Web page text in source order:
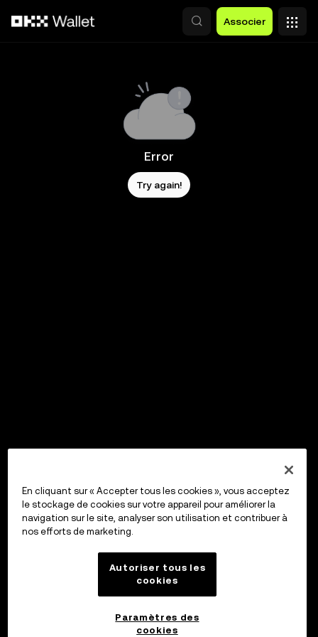
Associer
Error
Try again!
En cliquant sur « Accepter tous les cookies », vous acceptez
le stockage de cookies sur votre appareil pour améliorer la
navigation sur le site, analyser son utilisation et contribuer à
nos efforts de marketing.
Autoriser tous les
cookies
Paramètres des
cookies